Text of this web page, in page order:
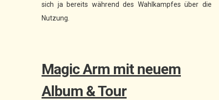
sich ja bereits während des Wahlkampfes über die
Nutzung.
Magic Arm mit neuem
Album & Tour